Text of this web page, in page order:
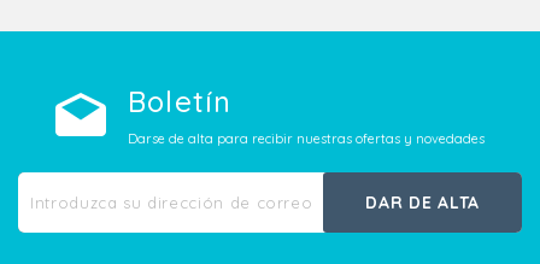
Boletín
Darse de alta para recibir nuestras ofertas y novedades
DAR DE ALTA